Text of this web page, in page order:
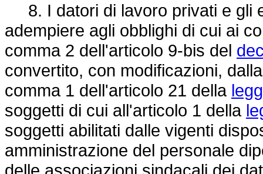
8. I datori di lavoro privati e gli
adempiere agli obblighi di cui ai
comma 2 dell'articolo 9-bis del
convertito, con modificazioni,
comma 1 dell'articolo 21 della
soggetti di cui all'articolo 1 della
soggetti abilitati dalle vigenti
amministrazione del personale